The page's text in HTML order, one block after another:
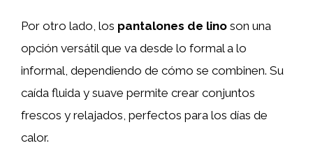
Por otro lado, los pantalones de lino son una
opción versátil que va desde lo formal a lo
informal, dependiendo de cómo se combinen. Su
caída fluida y suave permite crear conjuntos
frescos y relajados, perfectos para los días de
calor.